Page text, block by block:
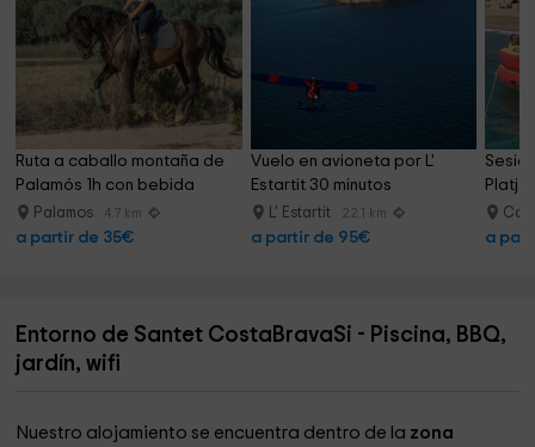
Ruta a caballo montaña de
Palamós 1h con bebida
Palamos 4.7 km
a partir de 35€
Vuelo en avioneta por L'
Estartit 30 minutos
L' Estartit 22.1 km
a partir de 95€
Platja
a
Entorno de Santet CostaBravaSi - Piscina, BBQ,
jardín, wifi
Nuestro alojamiento se encuentra dentro de la zona